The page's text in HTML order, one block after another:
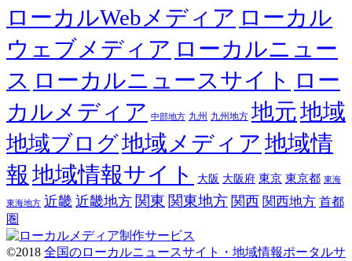
ローカルWebメディア ローカル
ウェブメディア ローカルニュー
ス ローカルニュースサイト ロー
カルメディア 中部地方 九州 九州地方 地元地域
地域ブログ地域メディア 地域情
報 地域情報サイト 大阪 大阪府 東京 東京都 東海
東海地方 近畿 近畿地方 関東 関東地方 関西 関西地方 首都
圏
©2018 全国のローカルニュースサイト・地域情報ポータルサ